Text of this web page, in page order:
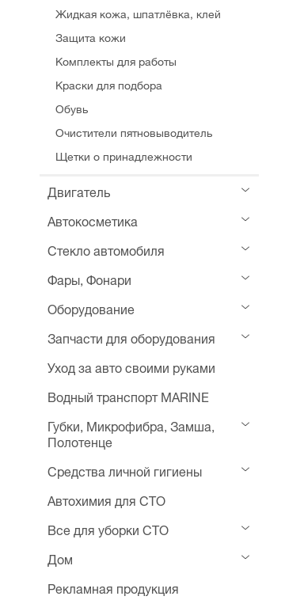
Жидкая кожа, шпатлёвка, клей
Защита кожи
Комплекты для работы
Краски для подбора
Обувь
Очистители пятновыводитель
Щетки о принадлежности
Двигатель
Автокосметика
Стекло автомобиля
Фары, Фонари
Оборудование
Запчасти для оборудования
Уход за авто своими руками
Водный транспорт MARINE
Губки, Микрофибра, Замша,
Полотенце
Средства личной гигиены
Автохимия для СТО
Все для уборки СТО
Дом
Рекламная продукция